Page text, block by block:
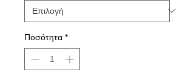
Ποσότητα *